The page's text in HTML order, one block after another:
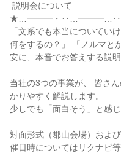
★…━━━・
「文系でも本当についてい
何をするの？」 「ノルマと
安に、本音でお答えする説
当社の3つの事業が、 皆さ
かりやすく解説します。
少しでも「面白そう」と感
対面形式（郡山会場）およ
催日時についてはリクナビ